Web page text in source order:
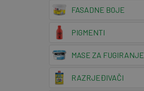
FASADNE BOJE
PIGMENTI
MASE ZA FUGIRANJE
RAZRJEĐIVAČI